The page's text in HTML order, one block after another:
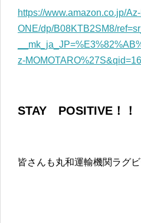
https://www.amazon.co.jp/
ONE/dp/B08KTB2SM8/
z-
STAY POSITIVE！！
皆さんも丸和運輸機関ラグ